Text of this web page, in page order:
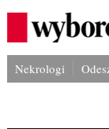
Nekrologi